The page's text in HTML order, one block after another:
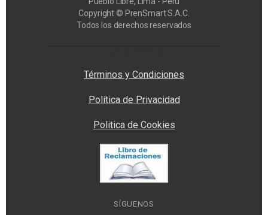
Copyright © PrenSmart S.A.C.
Todos los derechos reservados
Términos y Condiciones
Política de Privacidad
Politica de Cookies
SÍGUENOS